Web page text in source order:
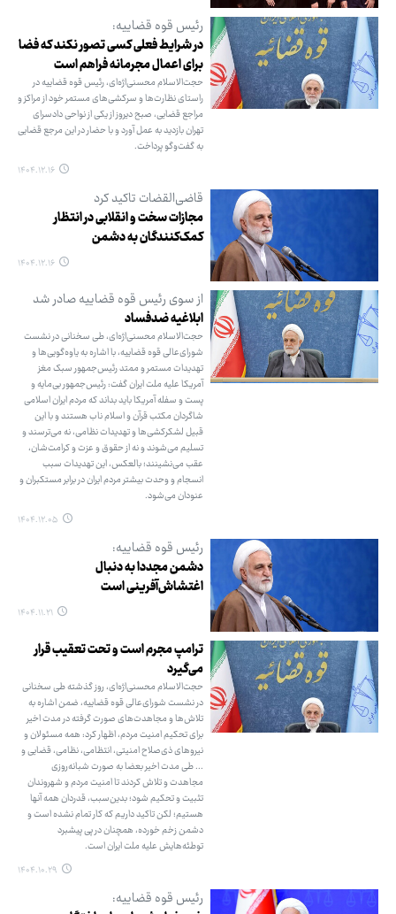
رئیس قوه قضاییه:
در شرایط فعلی کسی تصور نکند که فضا
برای اعمال مجرمانه فراهم است
حجت‌الاسلام محسنی‌اژه‌ای، رئیس قوه قضاییه در
راستای نظارت‌ها و سرکشی‌های مستمر خود از مراکز و
مراجع قضایی، صبح دیروز از یکی از نواحی دادسرای
تهران بازدید به عمل آورد و با حضار در این مرجع قضایی
به گفت‌وگو پرداخت.
۱۴۰۴.۱۲.۱۶
قاضی‌القضات تاکید کرد
مجازات سخت و انقلابی در انتظار
کمک‌کنندگان به دشمن
۱۴۰۴.۱۲.۱۶
از سوی رئیس قوه قضاییه صادر شد
ابلاغیه ضدفساد
حجت‌الاسلام محسنی‌اژه‌ای، طی سخنانی در نشست
شورای‌عالی قوه قضاییه، با اشاره به یاوه‌گویی‌ها و
تهدیدات مستمر و ممتد رئیس‌جمهور سبک مغز
آمریکا علیه ملت ایران گفت: رئیس‌جمهور بی‌مایه و
پست و سفله آمریکا باید بداند که مردم ایران اسلامی
شاگردان مکتب قرآن و اسلام ناب هستند و با این
قبیل لشکرکشی‌ها و تهدیدات نظامی، نه می‌ترسند و
تسلیم می‌شوند و نه از حقوق و عزت و کرامت‌شان،
عقب می‌نشینند؛ بالعکس، این تهدیدات سبب
انسجام و وحدت بیشتر مردم ایران در برابر مستکبران و
عنودان می‌شود.
۱۴۰۴.۱۲.۰۵
رئیس قوه قضاییه:
دشمن مجددا به دنبال
اغتشاش‌آفرینی است
۱۴۰۴.۱۱.۲۱
ترامپ مجرم است و تحت تعقیب قرار
می‌گیرد
حجت‌الاسلام محسنی‌اژه‌ای، روز گذشته طی سخنانی
در نشست شورای‌عالی قوه قضاییه، ضمن اشاره به
تلاش‌ها و مجاهدت‌های صورت گرفته در مدت اخیر
برای تحکیم امنیت مردم، اظهار کرد: همه مسئولان و
نیروهای ذی‌صلاح امنیتی، انتظامی، نظامی، قضایی و
... طی مدت اخیر بعضا به صورت شبانه‌روزی
مجاهدت و تلاش کردند تا امنیت مردم و شهروندان
تثبیت و تحکیم شود؛ بدین‌سبب، قدردان همه آنها
هستیم؛ لکن تاکید داریم که کار تمام نشده است و
دشمن زخم خورده، همچنان در پی پیشبرد
توطئه‌هایش علیه ملت ایران است.
۱۴۰۴.۱۰.۲۹
رئیس قوه قضاییه: